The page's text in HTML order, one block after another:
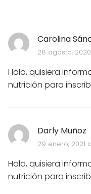
Carolina
28 agosto,
Hola, quisiera
nutrición para
Darly Muñoz
29 enero, 2021
Hola, quisiera
nutrición para